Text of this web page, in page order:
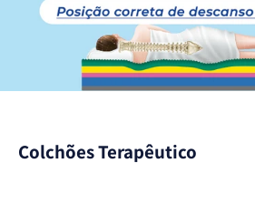
Colchões Terapêutico